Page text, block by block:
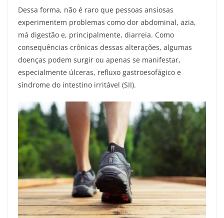
Dessa forma, não é raro que pessoas ansiosas
experimentem problemas como dor abdominal, azia,
má digestão e, principalmente, diarreia. Como
consequências crônicas dessas alterações, algumas
doenças podem surgir ou apenas se manifestar,
especialmente úlceras, refluxo gastroesofágico e
síndrome do intestino irritável (SII).